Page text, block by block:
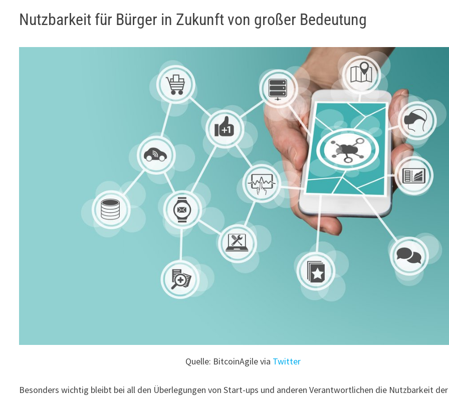
Nutzbarkeit für Bürger in Zukunft von großer Bedeutung
Quelle: BitcoinAgile via Twitter
Besonders wichtig bleibt bei all den Überlegungen von Start-ups und anderen Verantwortlichen die Nutzbarkeit der